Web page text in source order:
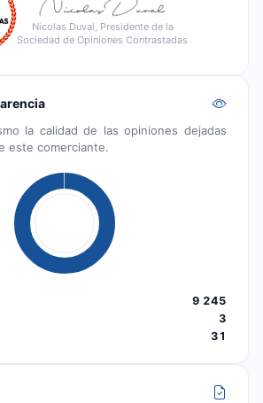
Nicolas Duval, Presidente de la
Sociedad de Opiniones Contrastadas
la calidad de las opiniones dejadas
este comerciante.
9 245
3
31